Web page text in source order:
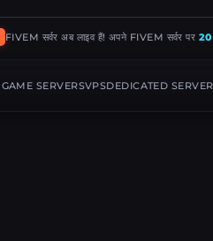
FIVEM सर्वर अब लाइव हैं! अपने FIVEM सर्वर पर
GAME SERVERSVPSDEDICATED